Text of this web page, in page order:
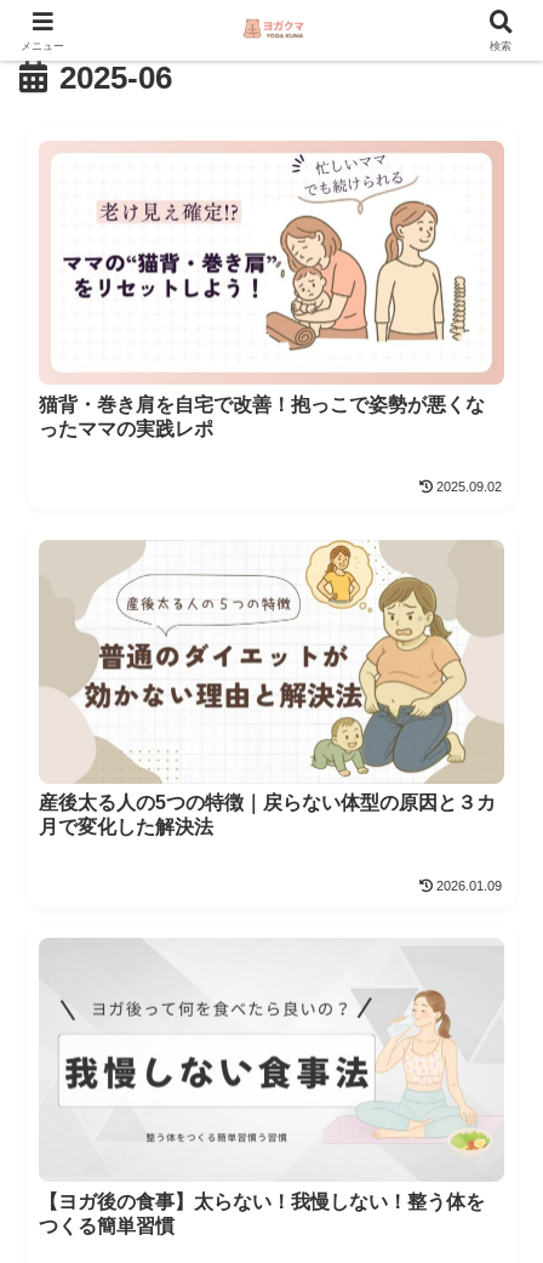
2025-06
猫背・巻き肩を自宅で改善！抱っこで姿勢が悪くな
ったママの実践レポ
2025.09.02
産後太る人の5つの特徴｜戻らない体型の原因と３カ
月で変化した解決法
2026.01.09
【ヨガ後の食事】太らない！我慢しない！整う体を
つくる簡単習慣
メニュー 検索